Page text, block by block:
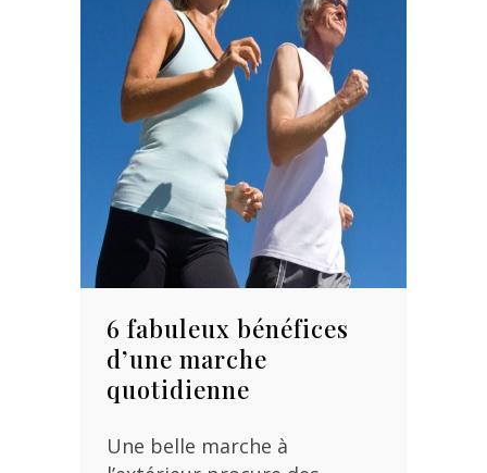
6 fabuleux bénéfices
d’une marche
quotidienne
Une belle marche à